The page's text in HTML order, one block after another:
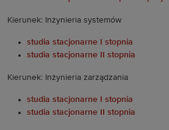
Kierunek: Inżynieria systemów
studia stacjonarne I stopnia
studia stacjonarne II stopnia
Kierunek: Inżynieria zarządzania
studia stacjonarne I stopnia
studia stacjonarne II stopnia